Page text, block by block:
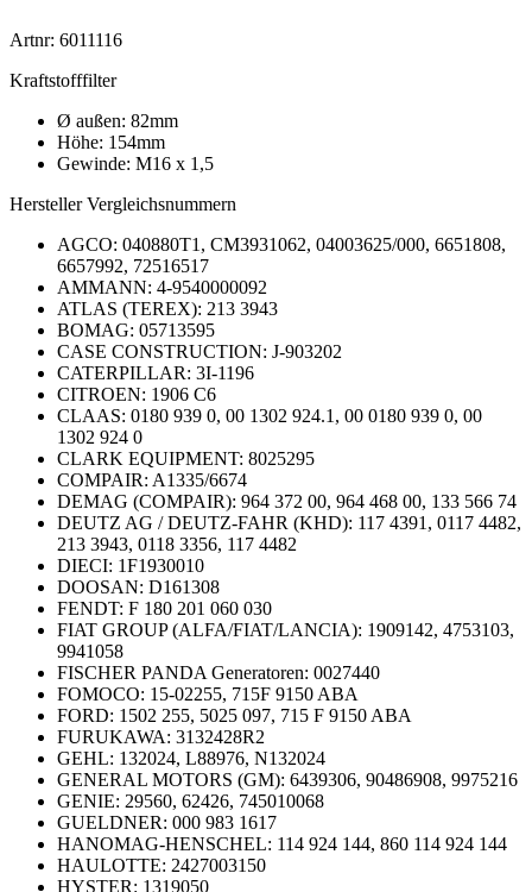
Artnr: 6011116
Kraftstofffilter
Ø außen: 82mm
Höhe: 154mm
Gewinde: M16 x 1,5
Hersteller Vergleichsnummern
AGCO: 040880T1, CM3931062, 04003625/000, 6651808,
6657992, 72516517
AMMANN: 4-9540000092
ATLAS (TEREX): 213 3943
BOMAG: 05713595
CASE CONSTRUCTION: J-903202
CATERPILLAR: 3I-1196
CITROEN: 1906 C6
CLAAS: 0180 939 0, 00 1302 924.1, 00 0180 939 0, 00
1302 924 0
CLARK EQUIPMENT: 8025295
COMPAIR: A1335/6674
DEMAG (COMPAIR): 964 372 00, 964 468 00, 133 566 74
DEUTZ AG / DEUTZ-FAHR (KHD): 117 4391, 0117 4482,
213 3943, 0118 3356, 117 4482
DIECI: 1F1930010
DOOSAN: D161308
FENDT: F 180 201 060 030
FIAT GROUP (ALFA/FIAT/LANCIA): 1909142, 4753103,
9941058
FISCHER PANDA Generatoren: 0027440
FOMOCO: 15-02255, 715F 9150 ABA
FORD: 1502 255, 5025 097, 715 F 9150 ABA
FURUKAWA: 3132428R2
GEHL: 132024, L88976, N132024
GENERAL MOTORS (GM): 6439306, 90486908, 9975216
GENIE: 29560, 62426, 745010068
GUELDNER: 000 983 1617
HANOMAG-HENSCHEL: 114 924 144, 860 114 924 144
HAULOTTE: 2427003150
HYSTER: 1319050